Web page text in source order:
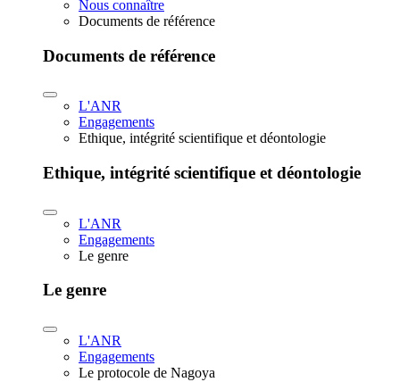
Nous connaître
Documents de référence
Documents de référence
L'ANR
Engagements
Ethique, intégrité scientifique et déontologie
Ethique, intégrité scientifique et déontologie
L'ANR
Engagements
Le genre
Le genre
L'ANR
Engagements
Le protocole de Nagoya